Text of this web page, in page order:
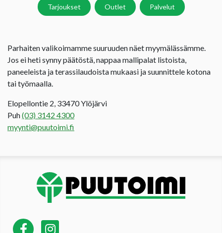
Tarjoukset Outlet Palvelut
Parhaiten valikoimamme suuruuden näet myymälässämme.
Jos ei heti synny päätöstä, nappaa mallipalat listoista,
paneeleista ja terassilaudoista mukaasi ja suunnittele kotona
tai työmaalla.
Elopellontie 2, 33470 Ylöjärvi
Puh(03) 3142 4300
myynti@puutoimi.fi